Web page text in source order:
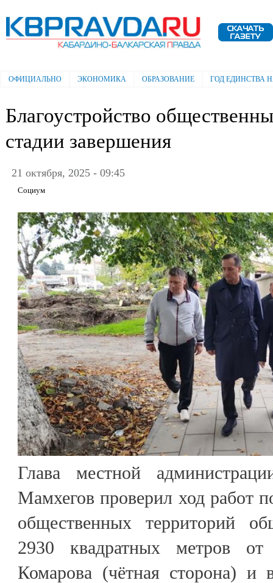
Электронная газета "Кабардино-
Балкарская правда"
Главное меню
ОФИЦИАЛЬНО ЭКОНОМИКА ОБРАЗОВАНИЕ ГОД ЕДИНСТВА
Благоустройство
стадии завершения
21 октября, 2025 - 09:45
Социум
Глава местной
Мамхегов проверил ход работ
общественных территорий
2930 квадратных метров
Комарова (чётная сторона) и